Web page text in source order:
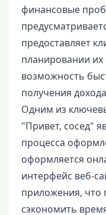
финансовые
предоставляет
планировании их
возможность
получения
Одним из
"Привет, сосед"
процесса
оформляется
интерфейс веб-
приложения, что
сэкономить